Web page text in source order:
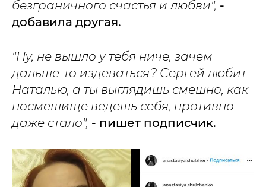
безграничного счастья и любви", -
добавила другая.
"Ну, не вышло у тебя ниче, зачем
дальше-то издеваться? Сергей любит
Наталью, а ты выглядишь смешно, как
посмешище ведешь себя, противно
даже стало", - пишет подписчик.